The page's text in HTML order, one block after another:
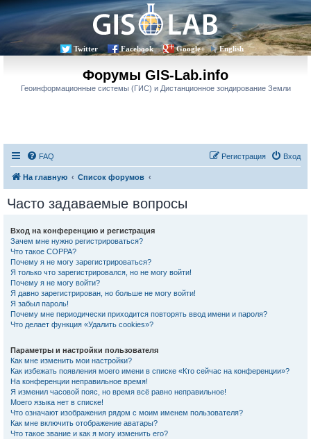
Twitter Facebook Google+ English
Форумы GIS-Lab.info
Геоинформационные системы (ГИС) и Дистанционное зондирование Земли
FAQ Вход
Регистрация
На главную Список форумов
Часто задаваемые вопросы
Вход на конференцию и регистрация
Зачем мне нужно регистрироваться?
Что такое COPPA?
Почему я не могу зарегистрироваться?
Я только что зарегистрировался, но не могу войти!
Почему я не могу войти?
Я давно зарегистрирован, но больше не могу войти!
Я забыл пароль!
Почему мне периодически приходится повторять ввод имени и пароля?
Что делает функция «Удалить cookies»?
Параметры и настройки пользователя
Как мне изменить мои настройки?
Как избежать появления моего имени в списке «Кто сейчас на конференции»?
На конференции неправильное время!
Я изменил часовой пояс, но время всё равно неправильное!
Моего языка нет в списке!
Что означают изображения рядом с моим именем пользователя?
Как мне включить отображение аватары?
Что такое звание и как я могу изменить его?